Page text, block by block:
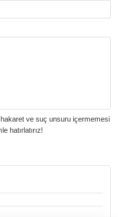
ve suç unsuru içermemesi
hatırlatırız!